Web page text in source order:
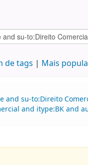
de tags Mais
su-to:Direito
and itype:BK and